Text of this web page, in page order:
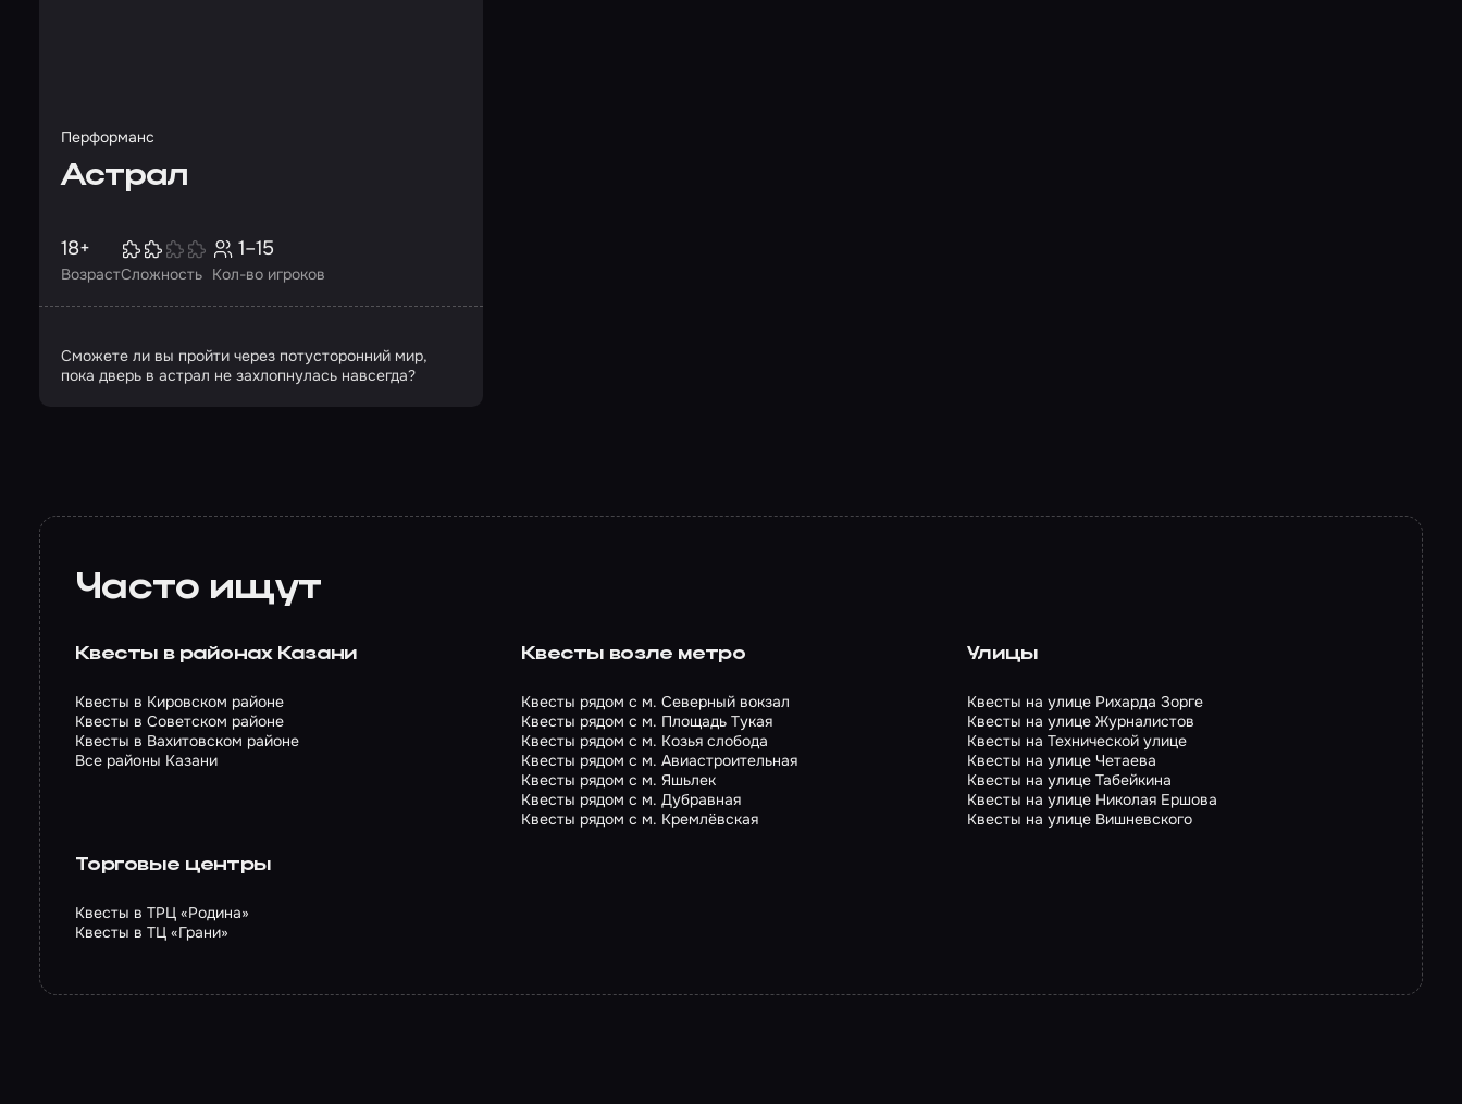
Перформанс
Астрал
Возраст
18+
Сложность Кол-во игроков
1–15
Сможете ли вы пройти через потусторонний мир,
пока дверь в астрал не захлопнулась навсегда?
Часто ищут
Квесты в районах Казани
Квесты в Кировском районе
Квесты в Советском районе
Квесты в Вахитовском районе
Все районы Казани
Квесты возле метро
Квесты рядом с м. Северный вокзал
Квесты рядом с м. Площадь Тукая
Квесты рядом с м. Козья слобода
Квесты рядом с м. Авиастроительная
Квесты рядом с м. Яшьлек
Квесты рядом с м. Дубравная
Квесты рядом с м. Кремлёвская
Улицы
Квесты на улице Рихарда Зорге
Квесты на улице Журналистов
Квесты на Технической улице
Квесты на улице Четаева
Квесты на улице Табейкина
Квесты на улице Николая Ершова
Квесты на улице Вишневского
Торговые центры
Квесты в ТРЦ «Родина»
Квесты в ТЦ «Грани»